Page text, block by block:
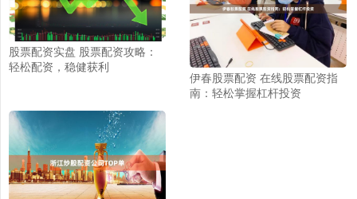
股票配资实盘 股票配资攻略：
轻松配资，稳健获利
伊春股票配资 在线股票配资指
南：轻松掌握杠杆投资